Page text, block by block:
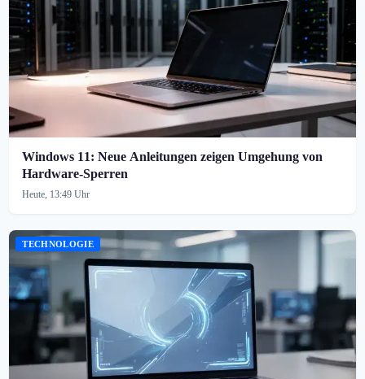
Windows 11: Neue Anleitungen zeigen Umgehung von
Hardware-Sperren
Heute, 13:49 Uhr
TECHNOLOGIE